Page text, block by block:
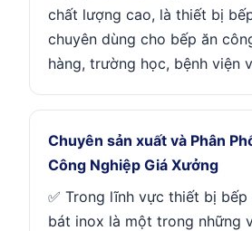
chất lượng cao, là thiết bị
chuyên dùng cho bếp ăn
hàng, trường học, bệnh viện
Chuyên sản xuất và Phân
Công Nghiệp Giá Xưởng
✅ Trong lĩnh vực thiết bị bếp
bát inox là một trong những